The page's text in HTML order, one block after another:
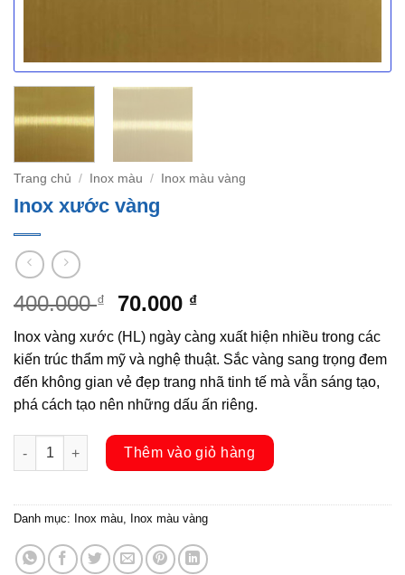
Trang chủ / Inox màu / Inox màu vàng
Inox xước vàng
400.000₫
Giá
là:
400.000 ₫.
70.000 ₫Giá
hiện
tại
là:
70.000 ₫.
Inox vàng xước (HL) ngày càng xuất hiện nhiều trong các
kiến trúc thẩm mỹ và nghệ thuật. Sắc vàng sang trọng đem
đến không gian vẻ đẹp trang nhã tinh tế mà vẫn sáng tạo,
phá cách tạo nên những dấu ấn riêng.
Inox xước vàng số lượng
Thêm vào giỏ hàng
Danh mục: Inox màu, Inox màu vàng